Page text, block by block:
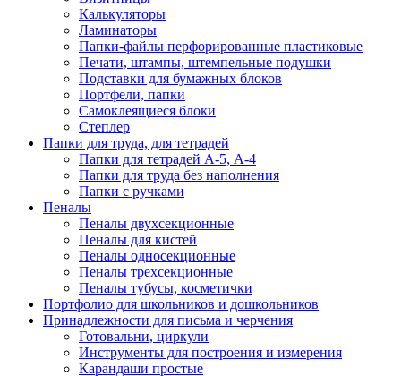
Калькуляторы
Ламинаторы
Папки-файлы перфорированные пластиковые
Печати, штампы, штемпельные подушки
Подставки для бумажных блоков
Портфели, папки
Самоклеящиеся блоки
Степлер
Папки для труда, для тетрадей
Папки для тетрадей А-5, А-4
Папки для труда без наполнения
Папки с ручками
Пеналы
Пеналы двухсекционные
Пеналы для кистей
Пеналы односекционные
Пеналы трехсекционные
Пеналы тубусы, косметички
Портфолио для школьников и дошкольников
Принадлежности для письма и черчения
Готовальни, циркули
Инструменты для построения и измерения
Карандаши простые